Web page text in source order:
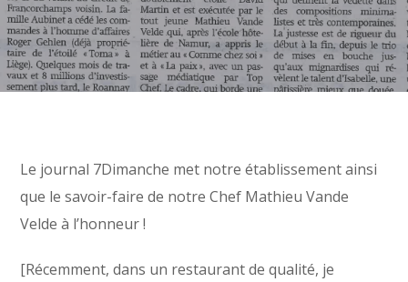
Le journal 7Dimanche met notre établissement ainsi
que le savoir-faire de notre Chef Mathieu Vande
Velde à l’honneur !
[Récemment, dans un restaurant de qualité, je